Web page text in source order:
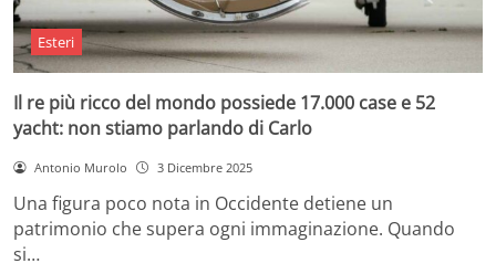
Esteri
Il re più ricco del mondo possiede 17.000 case e 52
yacht: non stiamo parlando di Carlo
Antonio Murolo 3 Dicembre 2025
Una figura poco nota in Occidente detiene un
patrimonio che supera ogni immaginazione. Quando
si…